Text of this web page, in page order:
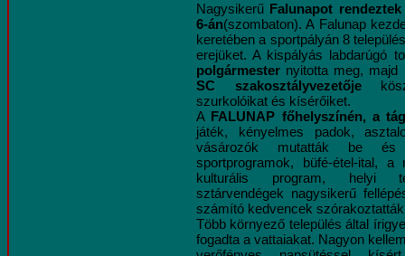
Nagysikerű Falunapot
6-án(szombaton). A Falunap
keretében a sportpályán 8
erejüket. A kispályás labdarúgó
polgármester nyitotta meg, majd
SC szakosztályvezetője
szurkolóikat és kísérőiket.
A FALUNAP főhelyszínén, a
játék, kényelmes padok,
vásározók mutatták be és
sportprogramok, büfé-étel-ital, a
kulturális program, helyi
sztárvendégek nagysikerű
számító kedvencek
Több környező település által
fogadta a vattaiakat. Nagyon